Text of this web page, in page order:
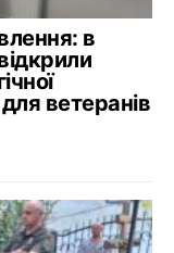
в
ветеранів